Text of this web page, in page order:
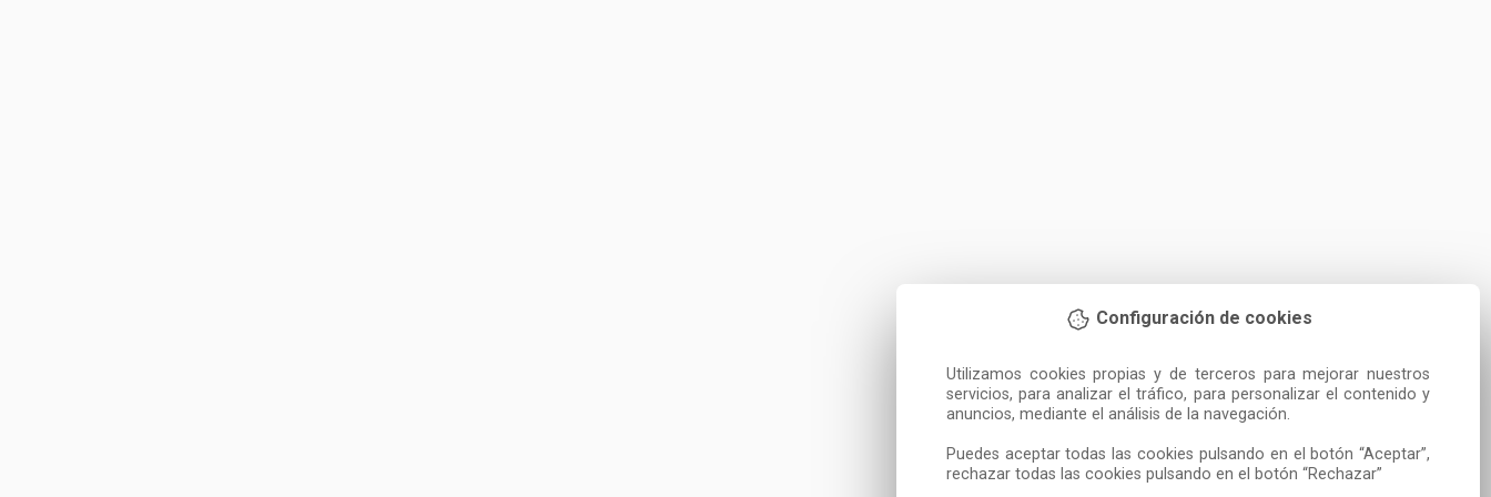
Configuración de cookies
Utilizamos cookies propias y de terceros para mejorar nuestros
servicios, para analizar el tráfico, para personalizar el contenido y
anuncios, mediante el análisis de la navegación.
Puedes aceptar todas las cookies pulsando en el botón “Aceptar”,
rechazar todas las cookies pulsando en el botón “Rechazar”